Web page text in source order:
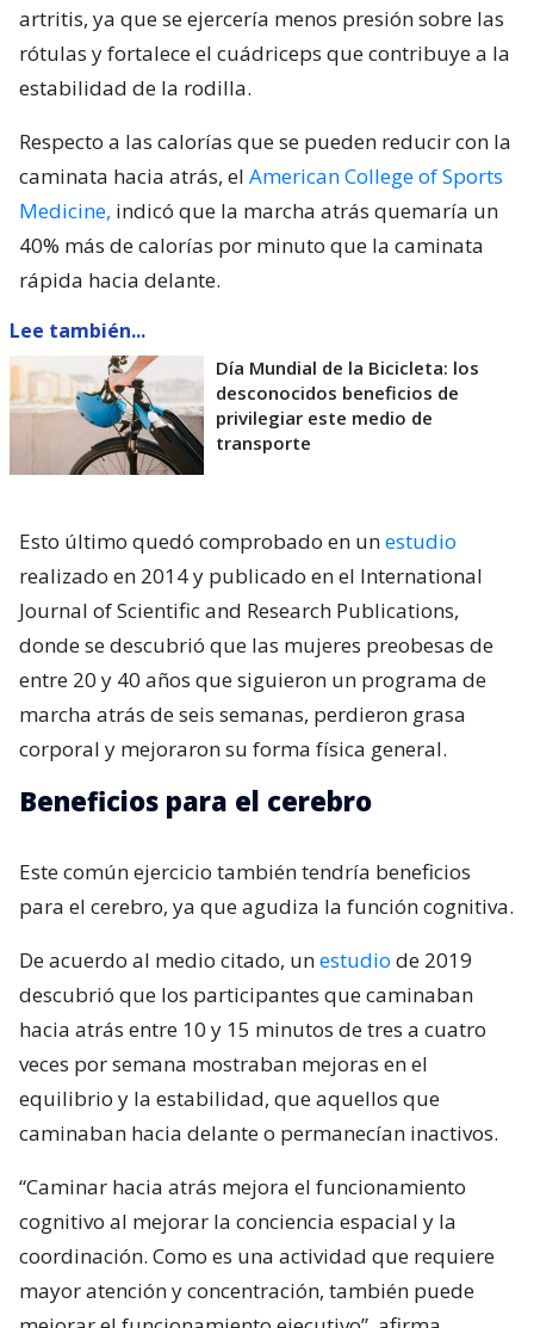
artritis, ya que se ejercería menos presión sobre las
rótulas y fortalece el cuádriceps que contribuye a la
estabilidad de la rodilla.
Respecto a las calorías que se pueden reducir con la
caminata hacia atrás, el American College of Sports
Medicine, indicó que la marcha atrás quemaría un
40% más de calorías por minuto que la caminata
rápida hacia delante.
Lee también...
Día Mundial de la Bicicleta: los
desconocidos beneficios de
privilegiar este medio de
transporte
Esto último quedó comprobado en unestudio
realizado en 2014 y publicado en el International
Journal of Scientific and Research Publications,
donde se descubrió que las mujeres preobesas de
entre 20 y 40 años que siguieron un programa de
marcha atrás de seis semanas, perdieron grasa
corporal y mejoraron su forma física general.
Beneficios para el cerebro
Este común ejercicio también tendría beneficios
para el cerebro, ya que agudiza la función cognitiva.
De acuerdo al medio citado, unestudio de 2019
descubrió que los participantes que caminaban
hacia atrás entre 10 y 15 minutos de tres a cuatro
veces por semana mostraban mejoras en el
equilibrio y la estabilidad, que aquellos que
caminaban hacia delante o permanecían inactivos.
“Caminar hacia atrás mejora el funcionamiento
cognitivo al mejorar la conciencia espacial y la
coordinación. Como es una actividad que requiere
mayor atención y concentración, también puede